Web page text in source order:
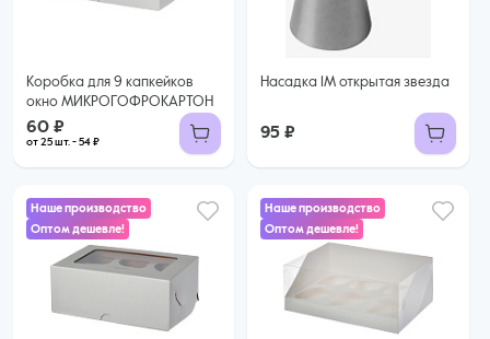
Коробка для 9 капкейков
окно МИКРОГОФРОКАРТОН
60 ₽
от 25 шт. - 54 ₽
Купить оптом
Насадка 1М открытая звезда
95 ₽
Наше производство
Оптом дешевле!
39 ₽ за шт. при заказе от 25 шт.
Купить оптом
Наше производство
Оптом дешевле!
47 ₽
44 ₽ за шт. при заказе от 50 шт.